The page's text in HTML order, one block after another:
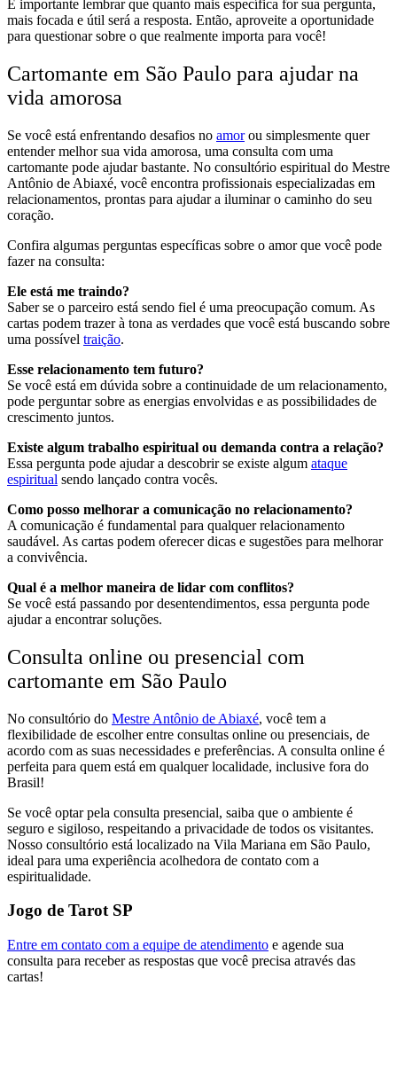
É importante lembrar que quanto mais específica for sua pergunta,
mais focada e útil será a resposta. Então, aproveite a oportunidade
para questionar sobre o que realmente importa para você!
Cartomante em São Paulo para ajudar na
vida amorosa
Se você está enfrentando desafios no amorou simplesmente quer
entender melhor sua vida amorosa, uma consulta com uma
cartomante pode ajudar bastante. No consultório espiritual do Mestre
Antônio de Abiaxé, você encontra profissionais especializadas em
relacionamentos, prontas para ajudar a iluminar o caminho do seu
coração.
Confira algumas perguntas específicas sobre o amor que você pode
fazer na consulta:
Ele está me traindo?
Saber se o parceiro está sendo fiel é uma preocupação comum. As
cartas podem trazer à tona as verdades que você está buscando sobre
uma possível traição.
Esse relacionamento tem futuro?
Se você está em dúvida sobre a continuidade de um relacionamento,
pode perguntar sobre as energias envolvidas e as possibilidades de
crescimento juntos.
Existe algum trabalho espiritual ou demanda contra a relação?
Essa pergunta pode ajudar a descobrir se existe algum ataque
espiritual sendo lançado contra vocês.
Como posso melhorar a comunicação no relacionamento?
A comunicação é fundamental para qualquer relacionamento
saudável. As cartas podem oferecer dicas e sugestões para melhorar
a convivência.
Qual é a melhor maneira de lidar com conflitos?
Se você está passando por desentendimentos, essa pergunta pode
ajudar a encontrar soluções.
Consulta online ou presencial com
cartomante em São Paulo
No consultório do Mestre Antônio de Abiaxé, você tem a
flexibilidade de escolher entre consultas online ou presenciais, de
acordo com as suas necessidades e preferências. A consulta online é
perfeita para quem está em qualquer localidade, inclusive fora do
Brasil!
Se você optar pela consulta presencial, saiba que o ambiente é
seguro e sigiloso, respeitando a privacidade de todos os visitantes.
Nosso consultório está localizado na Vila Mariana em São Paulo,
ideal para uma experiência acolhedora de contato com a
espiritualidade.
Jogo de Tarot SP
Entre em contato com a equipe de atendimento e agende sua
consulta para receber as respostas que você precisa através das
cartas!